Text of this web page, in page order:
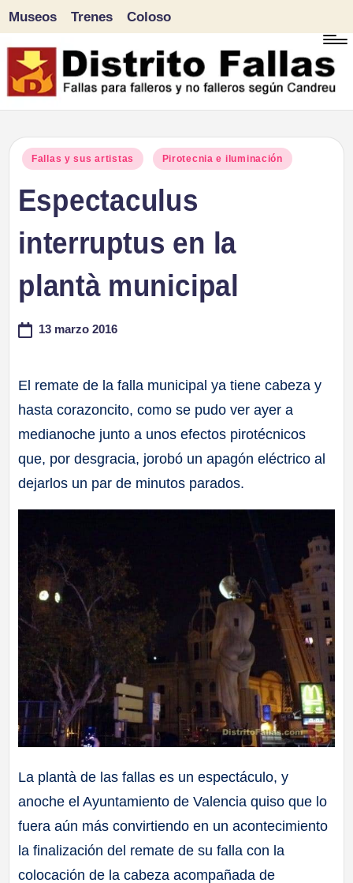
Saltar
al
Museos Trenes Coloso
Publicado
Fallas y sus artistas Pirotecnia e iluminación
Espectaculus
interruptus en la
plantà municipal
13 marzo 2016
El remate de la falla municipal ya tiene cabeza y
hasta corazoncito, como se pudo ver ayer a
medianoche junto a unos efectos pirotécnicos
que, por desgracia, jorobó un apagón eléctrico al
dejarlos un par de minutos parados.
La plantà de las fallas es un espectáculo, y
anoche el Ayuntamiento de Valencia quiso que lo
fuera aún más convirtiendo en un acontecimiento
la finalización del remate de su falla con la
colocación de la cabeza acompañada de